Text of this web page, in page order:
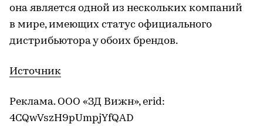
она является одной из нескольких компаний
в мире, имеющих статус официального
дистрибьютора у обоих брендов.
Источник
Реклама. ООО «ЗД Вижн», erid:
4CQwVszH9pUmpjYfQAD